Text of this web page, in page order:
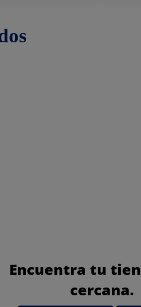
Encuentra tu
cercana.